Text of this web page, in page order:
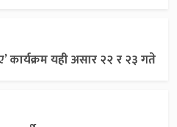
ए’ कार्यक्रम यही असार २२ र २३ गते